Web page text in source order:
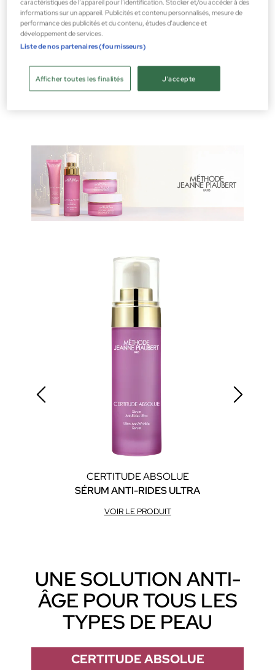
L'HYDRO-ACTIVE 24H
BB CRÈME SOIN PERFECTEUR TEINTÉ 6-
CERTITUDE ABSOLUE
SÉRUM ANTI-RIDES ULTRA
VOIR LE PRODUIT
UNE SOLUTION ANTI-
ÂGE POUR TOUS LES
TYPES DE PEAU
CERTITUDE ABSOLUE
informations sur un appareil. Publicités et contenu personnalisés, mesure de
performance des publicités et du contenu, études d’audience et
développement de services.
Liste de nos partenaires (fournisseurs)
J'accepte
Afficher toutes les finalités